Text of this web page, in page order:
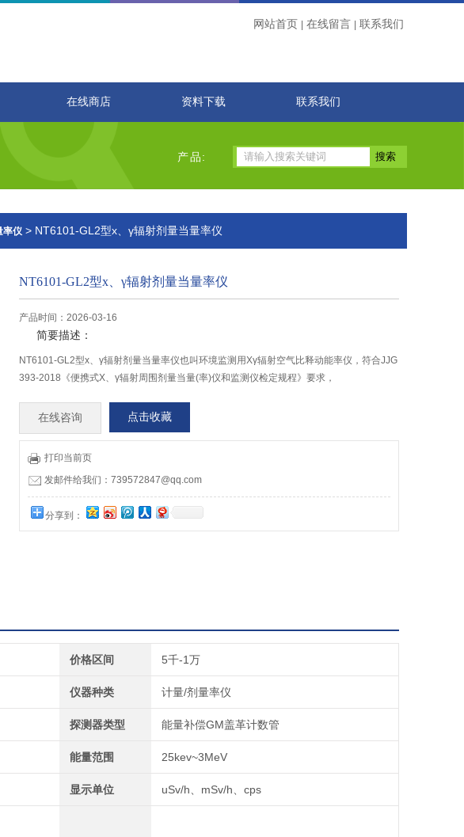
网站首页 在线留言 联系我们
在线商店 资料下载 联系我们
产品:
率仪 > NT6101-GL2型х、γ辐射剂量当量率仪
NT6101-GL2型х、γ辐射剂量当量率仪
产品时间：2026-03-16
简要描述：
NT6101-GL2型х、γ辐射剂量当量率仪也叫环境监测用Xγ辐射空气比释动能率仪，符合JJG
393-2018《便携式X、γ辐射周围剂量当量(率)仪和监测仪检定规程》要求，
在线咨询 点击收藏
打印当前页
发邮件给我们：739572847@qq.com
分享到：
价格区间 5千-1万
仪器种类 计量/剂量率仪
探测器类型 能量补偿GM盖革计数管
能量范围 25kev~3MeV
显示单位 uSv/h、mSv/h、cps